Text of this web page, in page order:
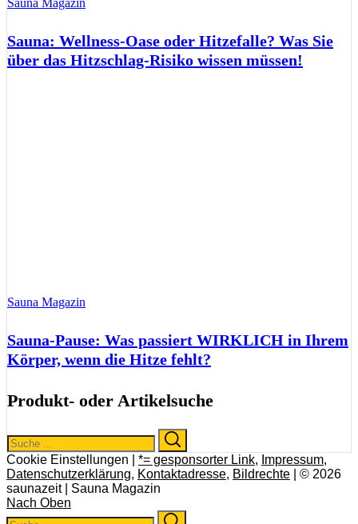
Sauna: Wellness-Oase oder Hitzefalle? Was Sie
über das Hitzschlag-Risiko wissen müssen!
Sauna Magazin
Sauna-Pause: Was passiert WIRKLICH in Ihrem
Körper, wenn die Hitze fehlt?
Produkt- oder Artikelsuche
Search
for:
Cookie Einstellungen | *= gesponsorter Link, Impressum,
Datenschutzerklärung, Kontaktadresse, Bildrechte | © 2026
saunazeit | Sauna Magazin
Nach Oben
Search